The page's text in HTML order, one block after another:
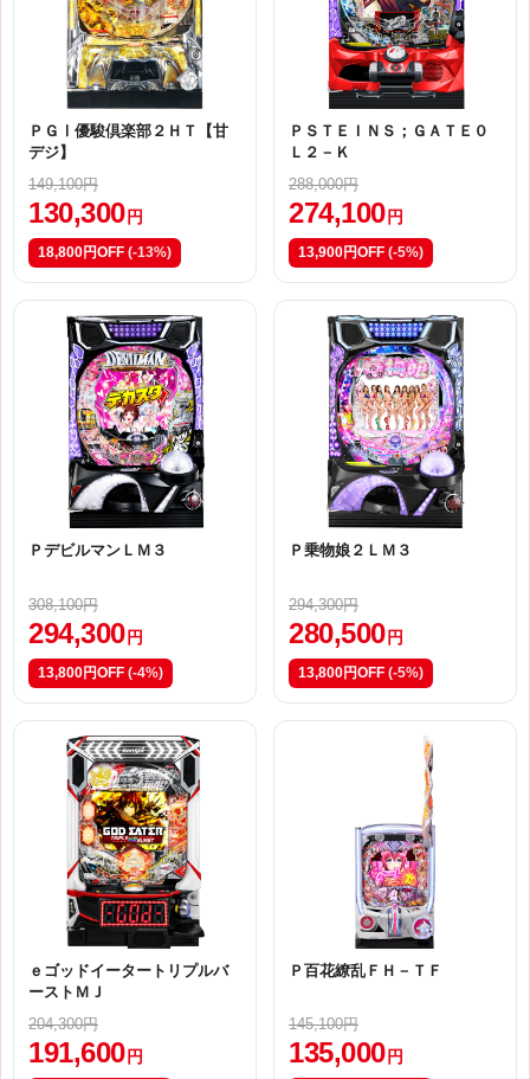
ＰＧⅠ優駿倶楽部２ＨＴ【甘
デジ】
149,100円
130,300 円
18,800円OFF (-13%)
ＰＳＴＥＩＮＳ；ＧＡＴＥ０
Ｌ２－Ｋ
288,000円
274,100 円
13,900円OFF (-5%)
ＰデビルマンＬＭ３
308,100円
294,300 円
13,800円OFF (-4%)
Ｐ乗物娘２ＬＭ３
294,300円
280,500 円
13,800円OFF (-5%)
ｅゴッドイータートリプルバ
ーストＭＪ
204,300円
191,600 円
Ｐ百花繚乱ＦＨ－ＴＦ
145,100円
135,000 円